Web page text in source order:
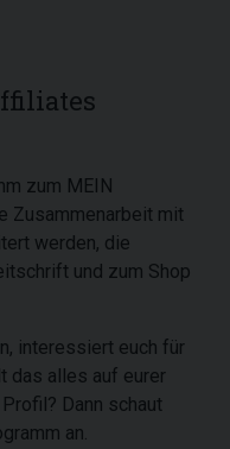
zum MEIN
Zusammenarbeit mit
werden, die
und zum Shop
interessiert euch für
das alles auf eurer
Dann schaut
an.